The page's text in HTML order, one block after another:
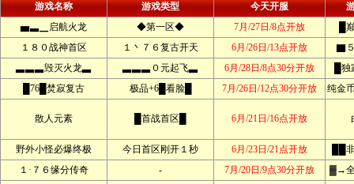
游戏名称 游戏类型 今天开服
▅▃▁启航火龙
◆第一区◆ 7月/27日/8点开放
█
１８０战神首区
１丶７６复古开天 6月/26日/13点开放
▇
▃▃▃毁灭火龙▃
▃▃▃０元起飞▃ 6月/28日/8点30分开放
█
█76█焚寂复古
极品+6█看脸█ 7月/26日/12点30分开放 纯金
散人元素 █首战首区█ 6月/21日/16点开放
野外小怪必爆终极 今日首区刚开１秒 6月/23日/21点开放
██
１·７６缘分传奇
- 7月/20日/9点30分开放
▓→